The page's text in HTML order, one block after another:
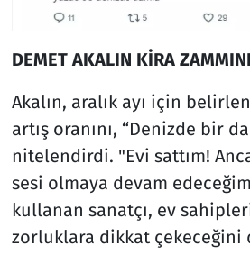
DEMET AKALIN KİRA
Akalın, aralık ayı için
artış oranını, “Denizde bir
nitelendirdi. "Evi sattım!
sesi olmaya devam
kullanan sanatçı, ev
zorluklara dikkat çekeceğini